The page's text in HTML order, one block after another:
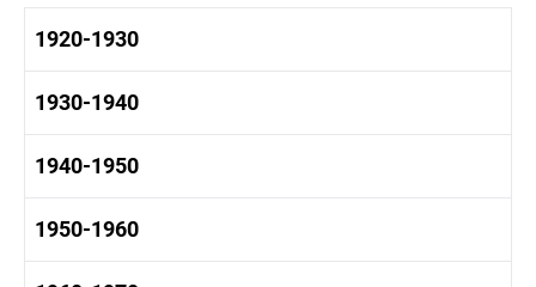
1920-1930
1920-1930 история
1920-1930 культура
1930-1940
1930-1940 история
1930-1940 культура
1940-1950
1940-1950 быт
1940-1950 промышленность
1950-1960